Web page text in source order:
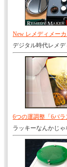
New レメディメー
デジタル時代レメ
6つの運調整「6バラ
ラッキーなんかじ